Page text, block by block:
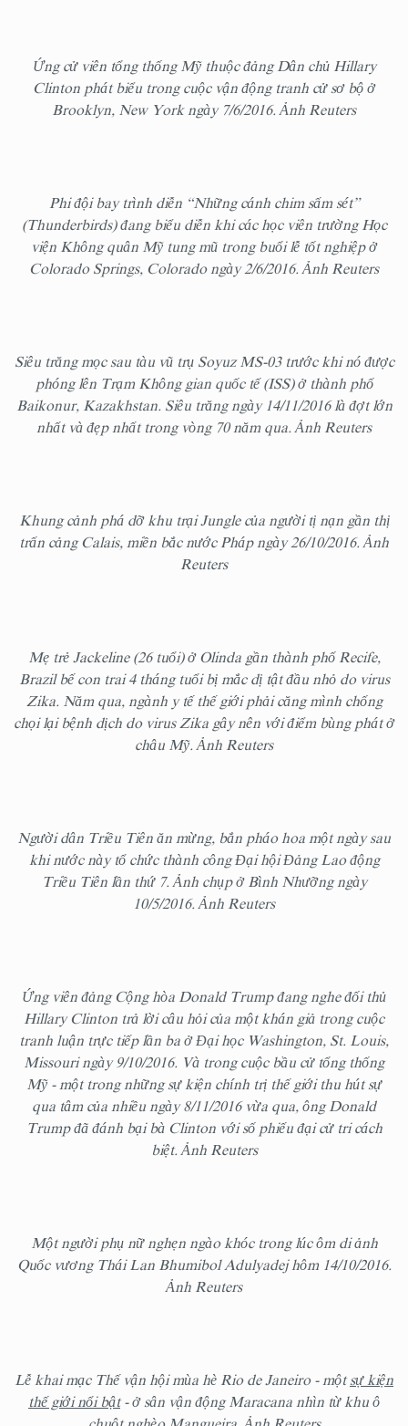
Ứng cử viên tổng thống Mỹ thuộc đảng Dân chủ Hillary
Clinton phát biểu trong cuộc vận động tranh cử sơ bộ ở
Brooklyn, New York ngày 7/6/2016. Ảnh Reuters
Phi đội bay trình diễn “Những cánh chim sấm sét”
(Thunderbirds) đang biểu diễn khi các học viên trường Học
viện Không quân Mỹ tung mũ trong buổi lễ tốt nghiệp ở
Colorado Springs, Colorado ngày 2/6/2016. Ảnh Reuters
Siêu trăng mọc sau tàu vũ trụ Soyuz MS-03 trước khi nó được
phóng lên Trạm Không gian quốc tế (ISS) ở thành phố
Baikonur, Kazakhstan. Siêu trăng ngày 14/11/2016 là đợt lớn
nhất và đẹp nhất trong vòng 70 năm qua. Ảnh Reuters
Khung cảnh phá dỡ khu trại Jungle của người tị nạn gần thị
trấn cảng Calais, miền bắc nước Pháp ngày 26/10/2016. Ảnh
Reuters
Mẹ trẻ Jackeline (26 tuổi) ở Olinda gần thành phố Recife,
Brazil bế con trai 4 tháng tuổi bị mắc dị tật đầu nhỏ do virus
Zika. Năm qua, ngành y tế thế giới phải căng mình chống
chọi lại bệnh dịch do virus Zika gây nên với điểm bùng phát ở
châu Mỹ. Ảnh Reuters
Người dân Triều Tiên ăn mừng, bắn pháo hoa một ngày sau
khi nước này tổ chức thành công Đại hội Đảng Lao động
Triều Tiên lần thứ 7. Ảnh chụp ở Bình Nhưỡng ngày
10/5/2016. Ảnh Reuters
Ứng viên đảng Cộng hòa Donald Trump đang nghe đối thủ
Hillary Clinton trả lời câu hỏi của một khán giả trong cuộc
tranh luận trực tiếp lần ba ở Đại học Washington, St. Louis,
Missouri ngày 9/10/2016. Và trong cuộc bầu cử tổng thống
Mỹ - một trong những sự kiện chính trị thế giới thu hút sự
qua tâm của nhiều ngày 8/11/2016 vừa qua, ông Donald
Trump đã đánh bại bà Clinton với số phiếu đại cử tri cách
biệt. Ảnh Reuters
Một người phụ nữ nghẹn ngào khóc trong lúc ôm di ảnh
Quốc vương Thái Lan Bhumibol Adulyadej hôm 14/10/2016.
Ảnh Reuters
Lễ khai mạc Thế vận hội mùa hè Rio de Janeiro - mộtsự kiện
thế giới nổi bật- ở sân vận động Maracana nhìn từ khu ô